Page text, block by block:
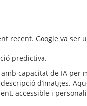
recent. Google va
predictiva.
capacitat de IA per
d’imatges.
accessible i